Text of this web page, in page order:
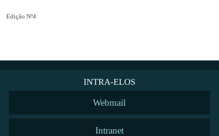
Edição Nº4
INTRA-ELOS
Webmail
Intranet